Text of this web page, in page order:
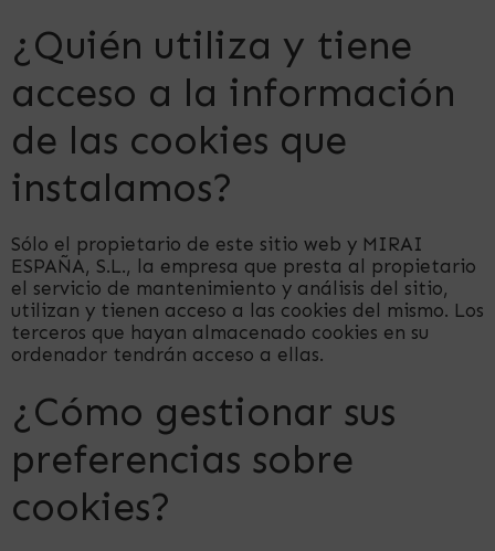
¿Quién utiliza y tiene
acceso a la información
de las cookies que
instalamos?
Sólo el propietario de este sitio web y MIRAI
ESPAÑA, S.L., la empresa que presta al propietario
el servicio de mantenimiento y análisis del sitio,
utilizan y tienen acceso a las cookies del mismo. Los
terceros que hayan almacenado cookies en su
ordenador tendrán acceso a ellas.
¿Cómo gestionar sus
preferencias sobre
cookies?